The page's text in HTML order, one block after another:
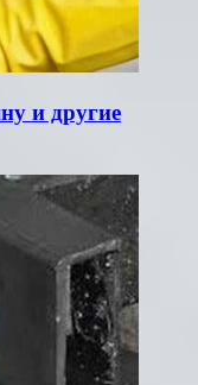
и другие